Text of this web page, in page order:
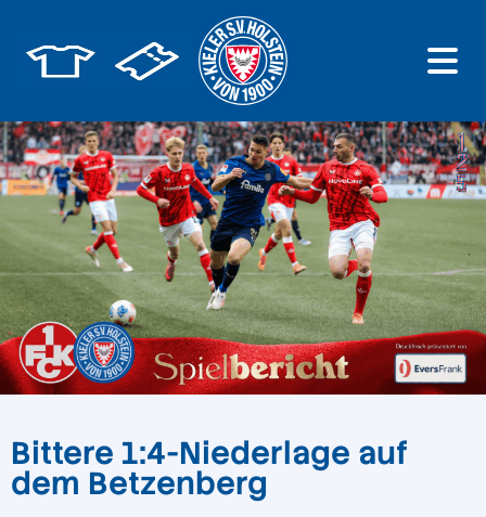
Bittere 1:4-Niederlage auf
dem Betzenberg